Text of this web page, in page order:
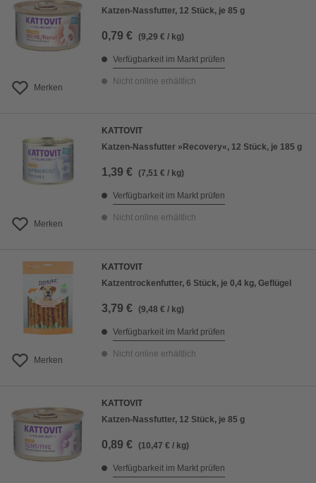
Merken
Katzen-Nassfutter, 12 Stück, je 85 g
0,79 € (9,29 € / kg)
Verfügbarkeit im Markt prüfen
Nicht online erhältlich
Merken
KATTOVIT
Katzen-Nassfutter »Recovery«, 12 Stück, je 185 g
1,39 € (7,51 € / kg)
Verfügbarkeit im Markt prüfen
Nicht online erhältlich
Merken
KATTOVIT
Katzentrockenfutter, 6 Stück, je 0,4 kg, Geflügel
3,79 € (9,48 € / kg)
Verfügbarkeit im Markt prüfen
Nicht online erhältlich
KATTOVIT
Katzen-Nassfutter, 12 Stück, je 85 g
0,89 € (10,47 € / kg)
Verfügbarkeit im Markt prüfen